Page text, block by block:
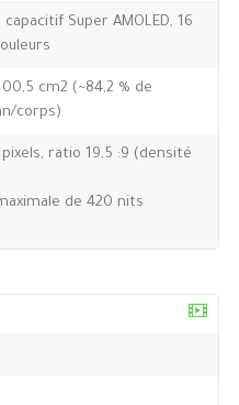
Super AMOLED, 16
cm2 (~84,2 % de
corps)
ratio 19,5 :9 (densité
de 420 nits